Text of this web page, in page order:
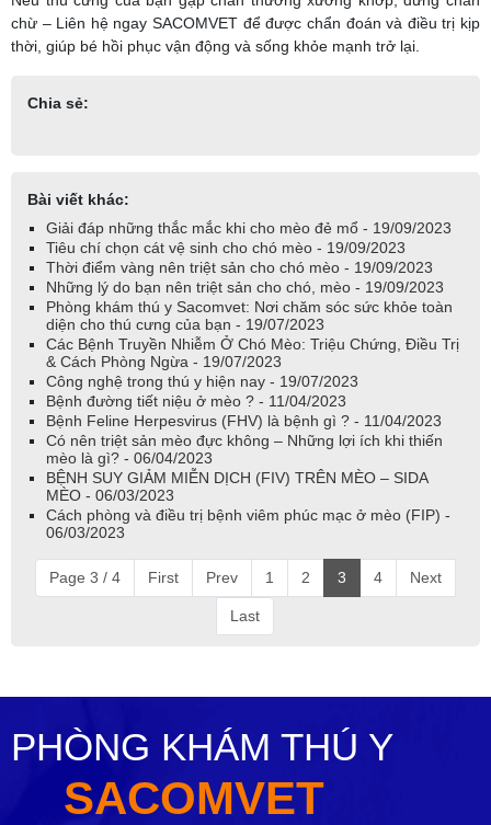
chừ – Liên hệ ngay SACOMVET để được chẩn đoán và điều trị kịp
thời, giúp bé hồi phục vận động và sống khỏe mạnh trở lại.
Chia sẻ:
Bài viết khác:
Giải đáp những thắc mắc khi cho mèo đẻ mổ - 19/09/2023
Tiêu chí chọn cát vệ sinh cho chó mèo - 19/09/2023
Thời điểm vàng nên triệt sản cho chó mèo - 19/09/2023
Những lý do bạn nên triệt sản cho chó, mèo - 19/09/2023
Phòng khám thú y Sacomvet: Nơi chăm sóc sức khỏe toàn
diện cho thú cưng của bạn - 19/07/2023
Các Bệnh Truyền Nhiễm Ở Chó Mèo: Triệu Chứng, Điều Trị
& Cách Phòng Ngừa - 19/07/2023
Công nghệ trong thú y hiện nay - 19/07/2023
Bệnh đường tiết niệu ở mèo ? - 11/04/2023
Bệnh Feline Herpesvirus (FHV) là bệnh gì ? - 11/04/2023
Có nên triệt sản mèo đực không – Những lợi ích khi thiến
mèo là gì? - 06/04/2023
BỆNH SUY GIẢM MIỄN DỊCH (FIV) TRÊN MÈO – SIDA
MÈO - 06/03/2023
Cách phòng và điều trị bệnh viêm phúc mạc ở mèo (FIP) -
06/03/2023
Page 3 / 4 First Prev 1 2 3 4 Next
Last
PHÒNG KHÁM THÚ Y
SACOMVET